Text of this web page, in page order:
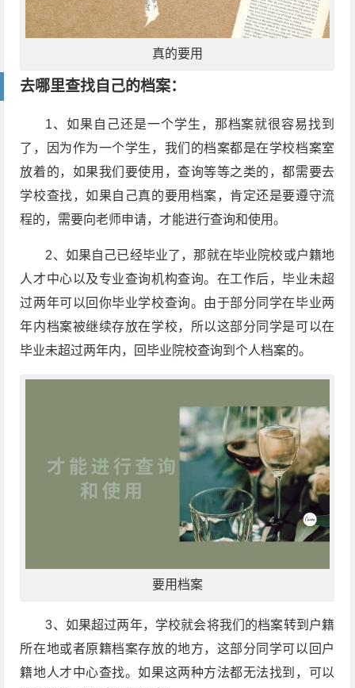
真的要用
去哪里查找自己的档案：
1、如果自己还是一个学生，那档案就很容易找到
了，因为作为一个学生，我们的档案都是在学校档案室
放着的，如果我们要使用，查询等等之类的，都需要去
学校查找，如果自己真的要用档案，肯定还是要遵守流
程的，需要向老师申请，才能进行查询和使用。
2、如果自己已经毕业了，那就在毕业院校或户籍地
人才中心以及专业查询机构查询。在工作后，毕业未超
过两年可以回你毕业学校查询。由于部分同学在毕业两
年内档案被继续存放在学校，所以这部分同学是可以在
毕业未超过两年内，回毕业院校查询到个人档案的。
要用档案
3、如果超过两年，学校就会将我们的档案转到户籍
所在地或者原籍档案存放的地方，这部分同学可以回户
籍地人才中心查找。如果这两种方法都无法找到，可以